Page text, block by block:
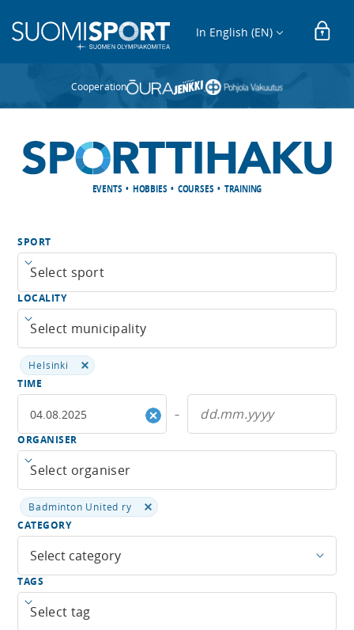
In English (EN)
Cooperation
EVENTS • HOBBIES • COURSES • TRAINING
SPORT
Open menu
LOCALITY
Open menu
Helsinki
TIME
–
ORGANISER
Open menu
Badminton United ry
CATEGORY
Select category
TAGS
Open menu